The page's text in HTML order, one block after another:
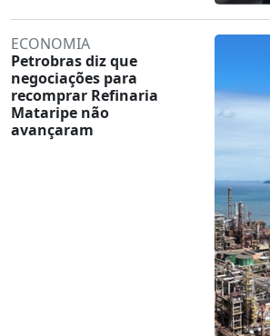
ECONOMIA
Petrobras diz que
negociações para
recomprar Refinaria
Mataripe não
avançaram